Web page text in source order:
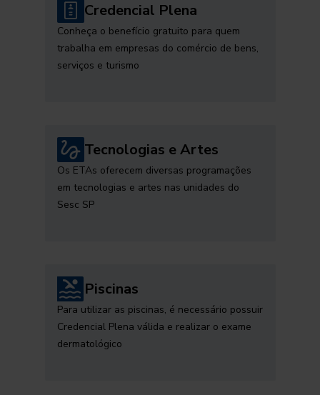
Credencial Plena
Conheça o benefício gratuito para quem
trabalha em empresas do comércio de bens,
serviços e turismo
Tecnologias e Artes
Os ETAs oferecem diversas programações
em tecnologias e artes nas unidades do
Sesc SP
Piscinas
Para utilizar as piscinas, é necessário possuir
Credencial Plena válida e realizar o exame
dermatológico